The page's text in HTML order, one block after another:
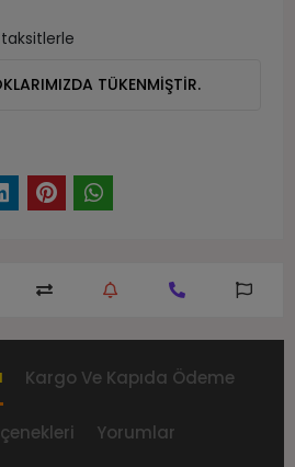
TÜKENMİŞTİR.
Kargo Ve Kapıda Ödeme
Yorumlar